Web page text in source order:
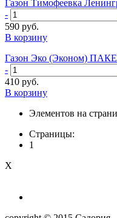
Газон Тимофеевка
-
590 руб.
В корзину
Газон Эко (Эконом)
-
410 руб.
В корзину
Элементов на
Страницы:
1
X